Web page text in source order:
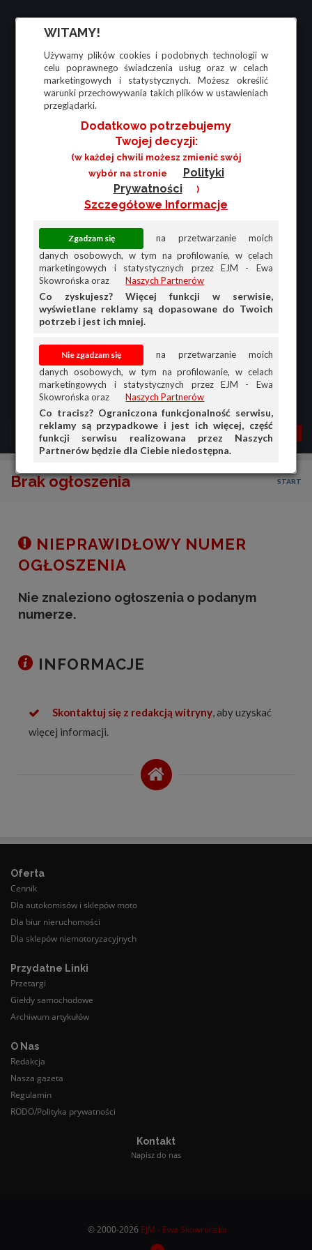
WITAMY!
Używamy plików cookies i podobnych technologii w
celu poprawnego świadczenia usług oraz w celach
marketingowych i statystycznych. Możesz określić
warunki przechowywania takich plików w ustawieniach
przeglądarki.
Dodatkowo potrzebujemy
Twojej decyzji:
(w każdej chwili możesz zmienić swój
wybór na stronie
Polityki
Prywatności
)
Szczegółowe Informacje
na przetwarzanie moich
danych osobowych, w tym na profilowanie, w celach
marketingowych i statystycznych przez EJM - Ewa
Skowrońska oraz
Naszych Partnerów
Co zyskujesz? Więcej funkcji w serwisie,
wyświetlane reklamy są dopasowane do Twoich
potrzeb i jest ich mniej.
na przetwarzanie moich
danych osobowych, w tym na profilowanie, w celach
marketingowych i statystycznych przez EJM - Ewa
Skowrońska oraz
Naszych Partnerów
Co tracisz? Ograniczona funkcjonalność serwisu,
reklamy są przypadkowe i jest ich więcej, część
funkcji serwisu realizowana przez Naszych
Partnerów będzie dla Ciebie niedostępna.
MENU MOJA AG
Brak ogłoszenia START
NIEPRAWIDŁOWY NUMER
OGŁOSZENIA
Nie znaleziono ogłoszenia o podanym
numerze.
INFORMACJE
Skontaktuj się z redakcją witryny, aby uzyskać
więcej informacji.
Oferta
Cennik
Dla autokomisów i sklepów moto
Dla biur nieruchomości
Dla sklepów niemotoryzacyjnych
Przydatne Linki
Przetargi
Giełdy samochodowe
Archiwum artykułów
O Nas
Redakcja
Nasza gazeta
Regulamin
RODO/Polityka prywatności
Kontakt
Napisz do nas
© 2000-2026 EJM - Ewa Skowrońska